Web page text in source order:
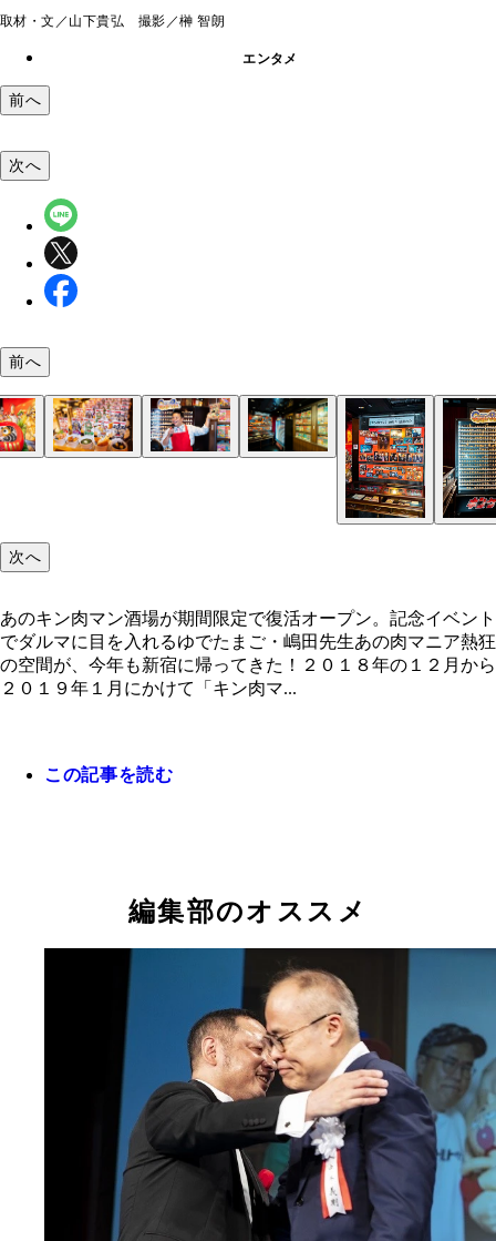
取材・文／山下貴弘 撮影／榊 智朗
エンタメ
前へ
あのキン肉マン酒場が期間限定で復活オープン。
ベントでだるまに目を入れるゆでたまご・嶋田先生
次へ
前へ
次へ
あのキン肉マン酒場が期間限定で復活オープン。記念イベント
でダルマに目を入れるゆでたまご・嶋田先生あの肉マニア熱狂
の空間が、今年も新宿に帰ってきた！２０１８年の１２月から
２０１９年１月にかけて「キン肉マ...
この記事を読む
編集部のオススメ